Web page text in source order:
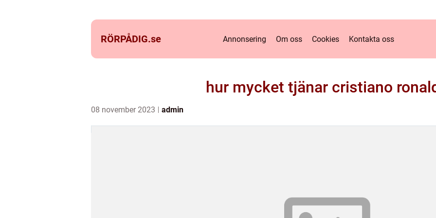
RÖRPÅDIG.se Annonsering Om oss Cookies Kontakta oss
hur mycket tjänar cristiano
08 november 2023 admin